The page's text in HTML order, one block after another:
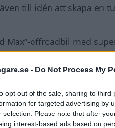
- Do Not Process My
opt-out of the sale, sharing to
for targeted advertising by
selection. Please note that after
interest-based ads based on
till idén att skapa en
Max”-offroadbil med
med den.
är modellerna som ska